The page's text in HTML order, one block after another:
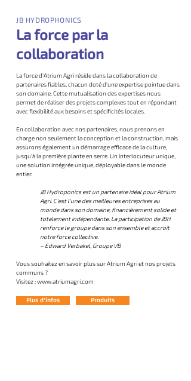
JB HYDROPHONICS
La force par la
collaboration
La force d'Atrium Agri réside dans la collaboration de
partenaires fiables, chacun doté d'une expertise pointue dans
son domaine. Cette mutualisation des expertises nous
permet de réaliser des projets complexes tout en répondant
avec flexibilité aux besoins et spécificités locales.
En collaboration avec nos partenaires, nous prenons en
charge non seulement la conception et la construction, mais
assurons également un démarrage efficace de la culture,
jusqu'à la première plante en serre. Un interlocuteur unique,
une solution intégrée unique, déployable dans le monde
entier.
JB Hydroponics est un partenaire idéal pour Atrium
Agri. C'est l'une des meilleures entreprises au
monde dans son domaine, financièrement solide et
totalement indépendante. La participation de JBH
renforce le groupe dans son ensemble et accroît
notre force collective.
– Edward Verbakel, Groupe VB
Vous souhaitez en savoir plus sur Atrium Agri et nos projets
communs ?
Visitez :www.atriumagri.com
Plus d'infos Produits